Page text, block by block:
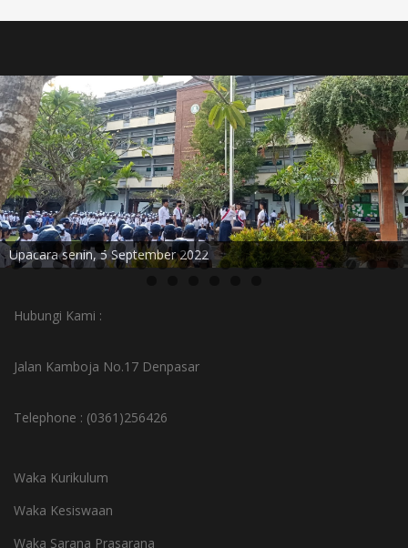
Upacara senin, 5 September 2022
Hubungi Kami :
Jalan Kamboja No.17 Denpasar
Telephone : (0361)256426
Waka Kurikulum
Waka Kesiswaan
Waka Sarana Prasarana